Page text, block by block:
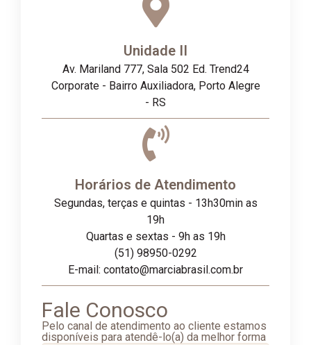
Unidade II
Av. Mariland 777, Sala 502 Ed. Trend24
Corporate - Bairro Auxiliadora, Porto Alegre
- RS
Horários de Atendimento
Segundas, terças e quintas - 13h30min as
19h
Quartas e sextas - 9h as 19h
(51) 98950-0292
E-mail: contato@marciabrasil.com.br
Fale Conosco
Pelo canal de atendimento ao cliente estamos
disponíveis para atendê-lo(a) da melhor forma